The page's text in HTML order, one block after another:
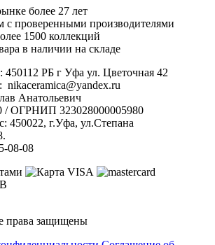
более 27 лет
с проверенными производителями
1500 коллекций
в наличии на складе
450112 РБ г Уфа ул. Цветочная 42
nikaceramica@yandex.ru
Анатольевич
/ ОГРНИП 323028000005980
450022, г.Уфа, ул.Степана
08-08
права защищены